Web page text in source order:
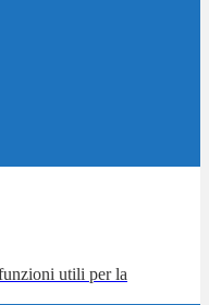
utili per la